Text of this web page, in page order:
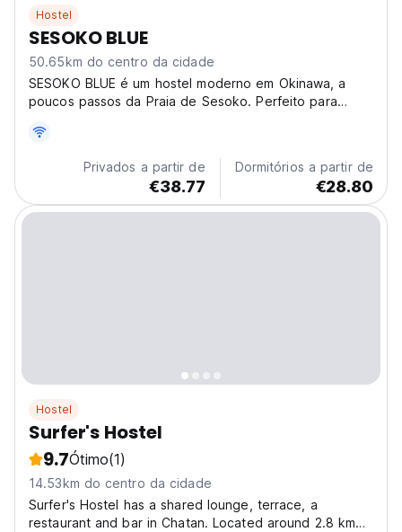
Hostel
SESOKO BLUE
50.65km do centro da cidade
SESOKO BLUE é um hostel moderno em Okinawa, a
poucos passos da Praia de Sesoko. Perfeito para
com snorkels e bicicletas gratuitas. (Auto-translated
Privados a partir de
€38.77
Dormitórios a partir de
€28.80
Hostel
Surfer's Hostel
9.7Ótimo(1)
14.53km do centro da cidade
Surfer's Hostel has a shared lounge, terrace, a
restaurant and bar in Chatan. Located around 2.8 km